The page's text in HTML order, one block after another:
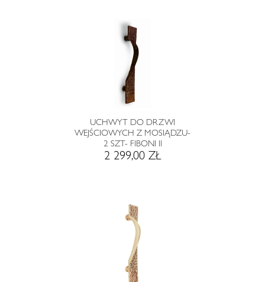
UCHWYT DO DRZWI
WEJŚCIOWYCH Z MOSIĄDZU-
2 SZT- FIBONI II
2 299,00 ZŁ